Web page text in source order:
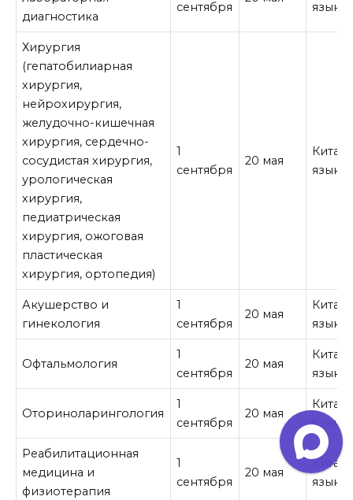
диагностика
сентября
язык
Хирургия
(гепатобилиарная
хирургия,
нейрохирургия,
желудочно-кишечная
хирургия, сердечно-
сосудистая хирургия,
урологическая
хирургия,
педиатрическая
хирургия, ожоговая
пластическая
хирургия, ортопедия)
1
сентября
20 мая
язык
Акушерство и
гинекология
1
сентября
20 мая
язык
Офтальмология
1
сентября
20 мая
язык
Оториноларингология
1
сентября
20 мая
язык
Реабилитационная
медицина и
физиотерапия
1
сентября
20 мая
язык